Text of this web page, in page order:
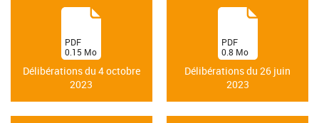
Délibérations du 4 octobre
2023
(PDF
0.15 Mo
)
Délibérations du 26 juin
2023
(PDF
0.8 Mo
)